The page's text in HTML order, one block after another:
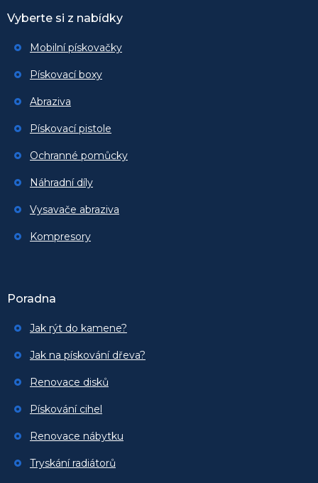
Vyberte si z nabídky
Mobilní pískovačky
Pískovací boxy
Abraziva
Pískovací pistole
Ochranné pomůcky
Náhradní díly
Vysavače abraziva
Kompresory
Poradna
Jak rýt do kamene?
Jak na pískování dřeva?
Renovace disků
Pískování cihel
Renovace nábytku
Tryskání radiátorů